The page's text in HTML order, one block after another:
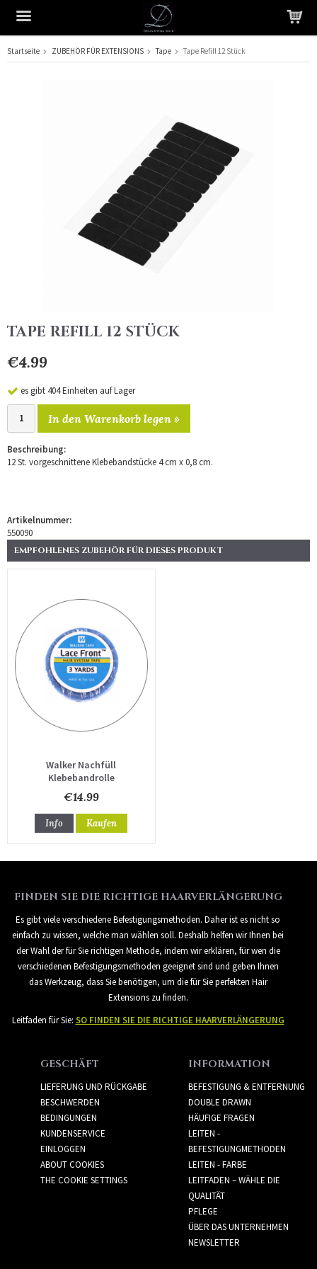
Das Produkt wurde in Ihren Warenkorb gelegt
Startseite ZUBEHÖR FÜR EXTENSIONS Tape Tape Refill 12 Stück
TAPE REFILL 12 STÜCK
€4.99
es gibt 404 Einheiten auf Lager
In den Warenkorb legen »
Beschreibung:
12 St. vorgeschnittene Klebebandstücke 4 cm x 0,8 cm.
Artikelnummer:
550090
EMPFOHLENES ZUBEHÖR FÜR DIESES PRODUKT
Walker Nachfüll
Klebebandrolle
€14.99
Info Kaufen
FINDEN SIE DIE RICHTIGE HAARVERLÄNGERUNG
Es gibt viele verschiedene Befestigungsmethoden. Daher ist es nicht so
einfach zu wissen, welche man wählen soll. Deshalb helfen wir Ihnen bei
der Wahl der für Sie richtigen Methode, indem wir erklären, für wen die
verschiedenen Befestigungsmethoden geeignet sind und geben Ihnen
das Werkzeug, dass Sie benötigen, um die für Sie perfekten Hair
Extensions zu finden.
Leitfaden für Sie: SO FINDEN SIE DIE RICHTIGE HAARVERLÄNGERUNG
GESCHÄFT
LIEFERUNG UND RÜCKGABE
BESCHWERDEN
BEDINGUNGEN
KUNDENSERVICE
EINLOGGEN
ABOUT COOKIES
THE COOKIE SETTINGS
INFORMATION
BEFESTIGUNG & ENTFERNUNG
DOUBLE DRAWN
HÄUFIGE FRAGEN
LEITEN -
BEFESTIGUNGMETHODEN
LEITEN - FARBE
LEITFADEN – WÄHLE DIE
QUALITÄT
PFLEGE
ÜBER DAS UNTERNEHMEN
NEWSLETTER